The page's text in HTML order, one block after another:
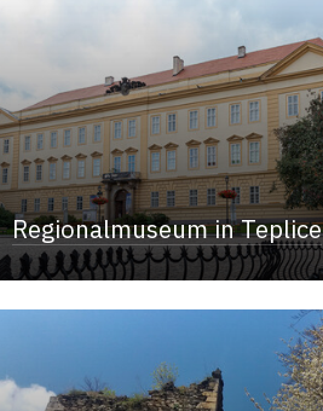
Regionalmuseum in Teplice